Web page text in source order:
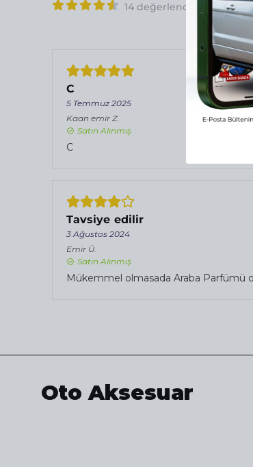
14 değerlendirmeye göre
C
5 Temmuz 2025
Kaan emir Z.
Satın Alınmış
C
Tavsiye edilir
3 Ağustos 2024
Emir Ü.
Satın Alınmış
Mükemmel olmasada Araba Parfümü
Oto Aksesuar